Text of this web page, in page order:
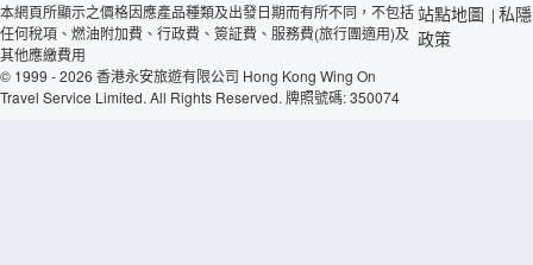
本網頁所顯示之價格因應產品種類及出發日期而有所不同，不包括
任何稅項、燃油附加費、行政費、簽証費、服務費(旅行團適用)及
其他應繳費用
© 1999 - 2026 香港永安旅遊有限公司 Hong Kong Wing On
Travel Service Limited. All Rights Reserved. 牌照號碼: 350074
站點地圖 | 私隱
政策